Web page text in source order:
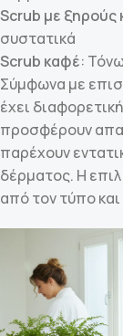
Scrub με ξηρούς
συστατικά
Scrub καφέ:
Σύμφωνα με
έχει
προσφέρουν
παρέχουν
δέρματος. Η
από τον τύπο και